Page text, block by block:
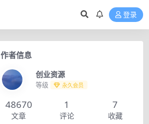
登录
作者信息
创业资源
等级 永久会员
48670
文章
1
评论
7
收藏